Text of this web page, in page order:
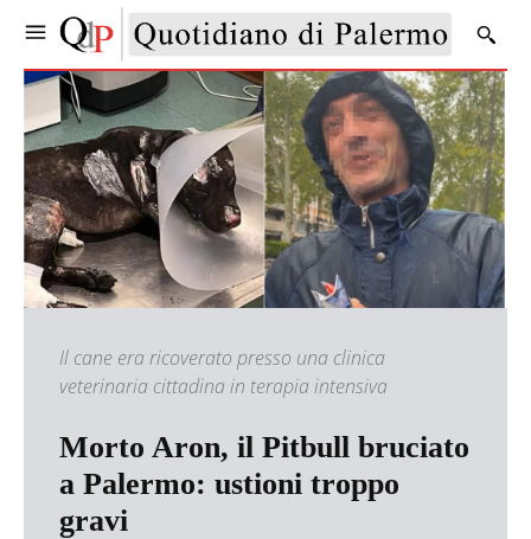
Il cane era ricoverato presso una clinica
veterinaria cittadina in terapia intensiva
Morto Aron, il Pitbull bruciato
a Palermo: ustioni troppo
gravi